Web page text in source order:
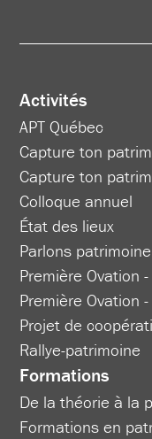
Activités
APT Québec
Capture ton
Capture ton
Colloque annuel
État des lieux
Parlons patrimoine
Première Ovation
Première Ovation
Projet de
Rallye-patrimoine
Formations
De la théorie à la
Formations en